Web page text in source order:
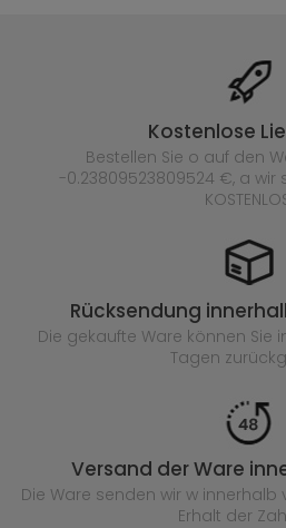
Kostenlose
Bestellen Sie o auf den
-0.23809523809524 €, a wir
Rücksendung
Die gekaufte Ware können Sie
Tagen
Versand der Ware
Die Ware senden wir w innerhalb
Erhalt der